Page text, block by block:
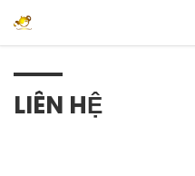
LIÊN HỆ